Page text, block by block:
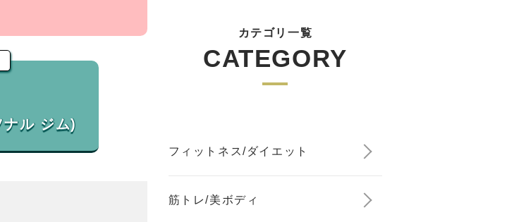
カテゴリ一覧
CATEGORY
フィットネス/ダイエット
筋トレ/美ボディ